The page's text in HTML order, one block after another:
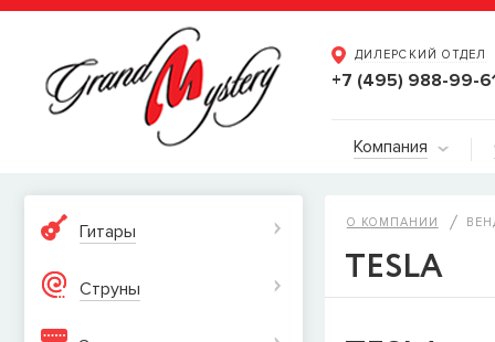
ДИЛЕРСКИЙ ОТДЕЛ
+7 (495) 988-99-
Компания
Гитары
Струны
О КОМПАНИИ
TESLA